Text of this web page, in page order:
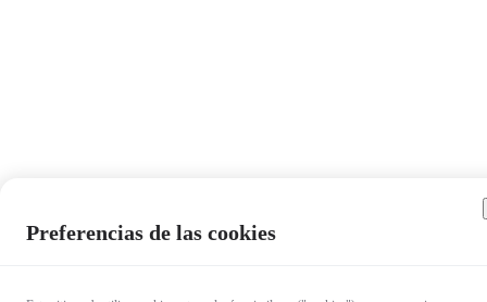
Preferencias de las cookies